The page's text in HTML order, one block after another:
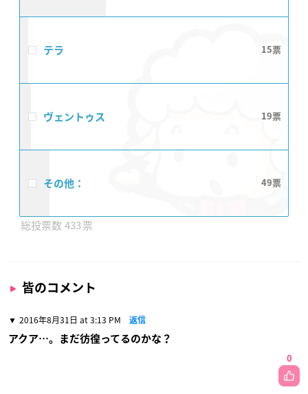
テラ 15
ヴェントゥス 19
その他： 49
433
皆のコメント
2016年8月31日 at 3:13 PM 返信
アクア…。まだ彷徨ってるのかな？
0